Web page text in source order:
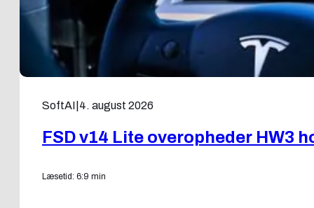
SoftAI 4. august 2026
FSD v14 Lite overopheder HW3
Læsetid: 6:9 min